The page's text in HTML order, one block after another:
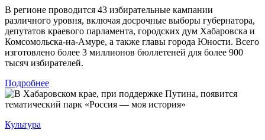
В регионе проводится 43 избирательные кампании
различного уровня, включая досрочные выборы губернатора,
депутатов краевого парламента, городских дум Хабаровска и
Комсомольска-на-Амуре, а также главы города Юности. Всего
изготовлено более 3 миллионов бюллетеней для более 900
тысяч избирателей.
Подробнее
Культура